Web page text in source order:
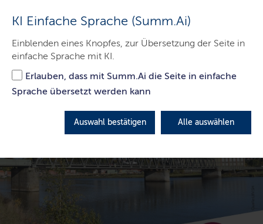
KI Einfache Sprache (Summ.Ai)
Einblenden eines Knopfes, zur Übersetzung der Seite in
einfache Sprache mit KI.
Erlauben, dass mit Summ.Ai die Seite in einfache
Sprache übersetzt werden kann
Auswahl bestätigen Alle auswählen
B 5/B 209: Elbquerung
Lauenburg/Hohnstorf mit
Ortsumgehungen